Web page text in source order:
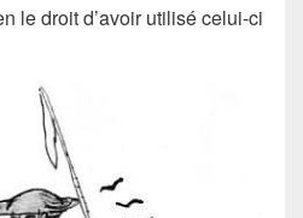
le droit d’avoir utilisé celui-ci